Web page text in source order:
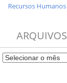
Recursos Humanos
ARQUIVOS